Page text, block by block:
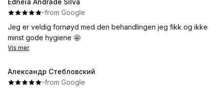
Edneia Andrade Silva
··from Google
Jeg er veldig fornøyd med den behandlingen jeg fikk og ikke
minst gode hygiene 🤩
Vis mer
Александр Стебловский
··from Google